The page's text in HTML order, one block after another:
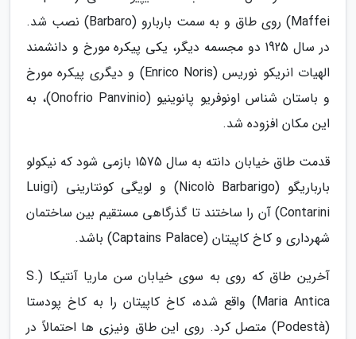
Maffei) روی طاق و به سمت باربارو (Barbaro) نصب شد.
در سال 1925 دو مجسمه دیگر، یکی پیکره مورخ و دانشمند
الهیات انریکو نوریس (Enrico Noris) و دیگری پیکره مورخ
و باستان شناس اونوفریو پانوینیو (Onofrio Panvinio)، به
این مکان افزوده شد.
قدمت طاق خیابان دانته به سال 1575 بازمی شود که نیکولو
بارباریگو (Nicolò Barbarigo) و لویگی کونتارینی (Luigi
Contarini) آن را ساختند تا گذرگاهی مستقیم بین ساختمان
شهرداری و کاخ کاپیتان (Captains Palace) باشد.
آخرین طاق که روی به سوی خیابان سن ماریا آنتیکا (S.
Maria Antica) واقع شده، کاخ کاپیتان را به کاخ پودستا
(Podestà) متصل کرد. روی این طاق ونیزی ها احتمالاً در